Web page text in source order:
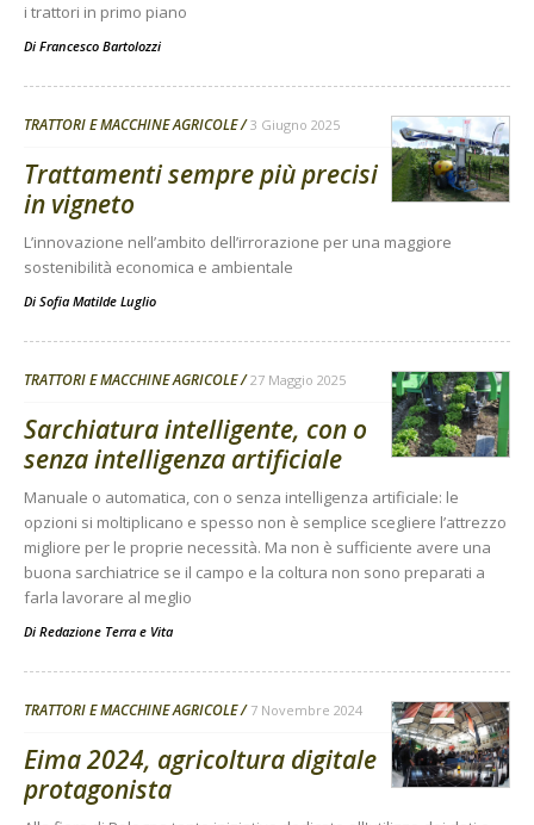
i trattori in primo piano
Di Francesco Bartolozzi
TRATTORI E MACCHINE AGRICOLE 3 Giugno 2025
Trattamenti sempre più precisi
in vigneto
L’innovazione nell’ambito dell’irrorazione per una maggiore
sostenibilità economica e ambientale
Di Sofia Matilde Luglio
TRATTORI E MACCHINE AGRICOLE 27 Maggio 2025
Sarchiatura intelligente, con o
senza intelligenza artificiale
Manuale o automatica, con o senza intelligenza artificiale: le
opzioni si moltiplicano e spesso non è semplice scegliere l’attrezzo
migliore per le proprie necessità. Ma non è sufficiente avere una
buona sarchiatrice se il campo e la coltura non sono preparati a
farla lavorare al meglio
Di Redazione Terra e Vita
TRATTORI E MACCHINE AGRICOLE 7 Novembre 2024
Eima 2024, agricoltura digitale
protagonista